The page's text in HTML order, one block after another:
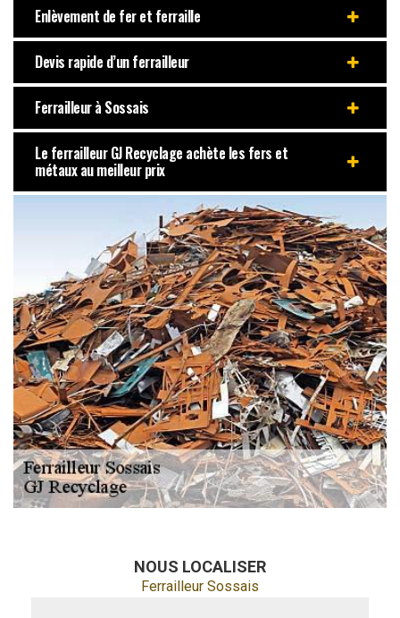
Enlèvement de fer et ferraille
Devis rapide d’un ferrailleur
Ferrailleur à Sossais
Le ferrailleur GJ Recyclage achète les fers et
métaux au meilleur prix
NOUS LOCALISER
Ferrailleur Sossais